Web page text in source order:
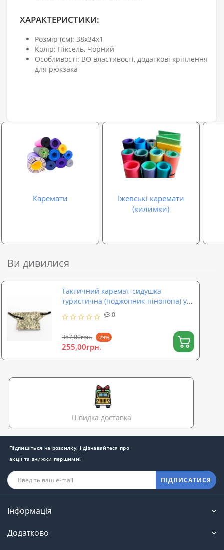
ХАРАКТЕРИСТИКИ:
Розмір (см): 38х34х1
Колір: Піксель, Чорний
Особливості: ВО властивості, додаткові кріплення
для рюкзака
Каремати
Іжевські каремати
(килимки)
Ви дивилися
Тактичний каремат-сидушка
туристична (поджопник-пінопопа) у
похід 34х38х1см OSPORT Pro (ty-0049)
0
357,00грн. -29%
255,00грн.
Швидка доставка
Підпишіться на розсилку, і дізнавайтеся про
акції та знижки першими!
ПІДПИСАТИСЯ
Інформація
Додатково